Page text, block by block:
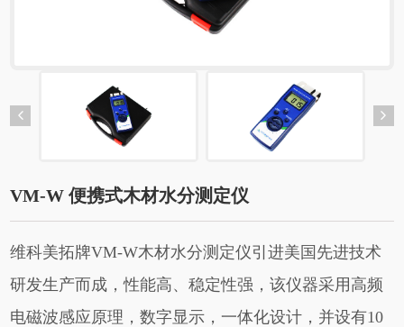
VM-W 便携式木材水分测定仪
维科美拓牌VM-W木材水分测定仪引进美国先进技术
研发生产而成，性能高、稳定性强，该仪器采用高频
电磁波感应原理，数字显示，一体化设计，并设有10